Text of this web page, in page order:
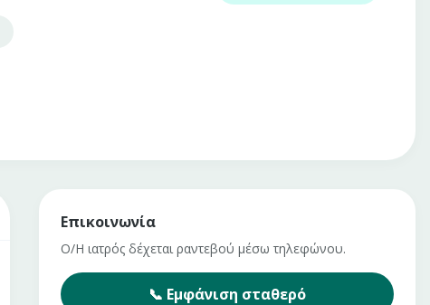
Επικοινωνία
Ο/Η ιατρός δέχεται ραντεβού μέσω τηλεφώνου.
📞 Εμφάνιση σταθερό